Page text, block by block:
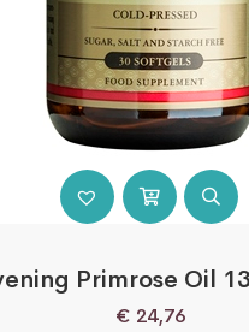
Primrose Oil
€ 24,76